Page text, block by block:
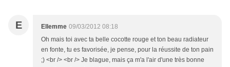
E Ellemme 09/03/2012 08:18
Oh mais toi avec ta belle cocotte rouge et ton beau radiateur
en fonte, tu es favorisée, je pense, pour la réussite de ton pain
;) <br /> <br /> Je blague, mais ça m'a l'air d'une très bonne